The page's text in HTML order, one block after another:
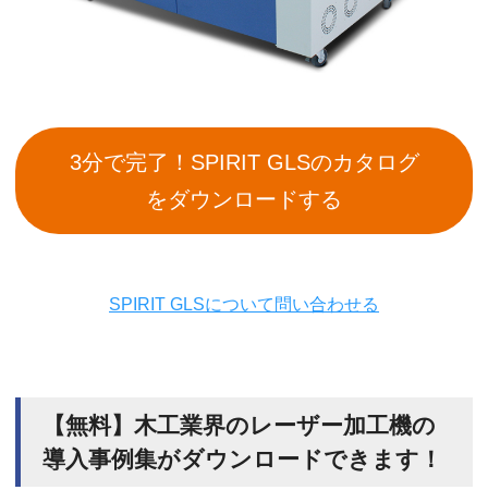
3分で完了！SPIRIT GLSのカタログ
をダウンロードする
SPIRIT GLSについて問い合わせる
【無料】木工業界のレーザー加工機の
導入事例集がダウンロードできます！